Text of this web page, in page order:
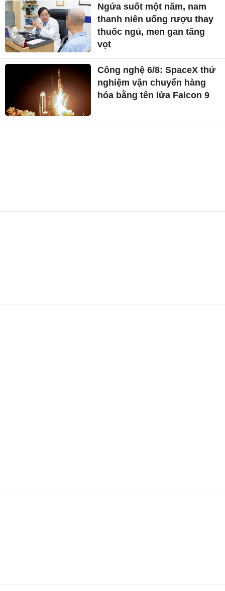
Ngứa suốt một năm, nam
thanh niên uống rượu thay
thuốc ngủ, men gan tăng
vọt
Công nghệ 6/8: SpaceX thử
nghiệm vận chuyển hàng
hóa bằng tên lửa Falcon 9